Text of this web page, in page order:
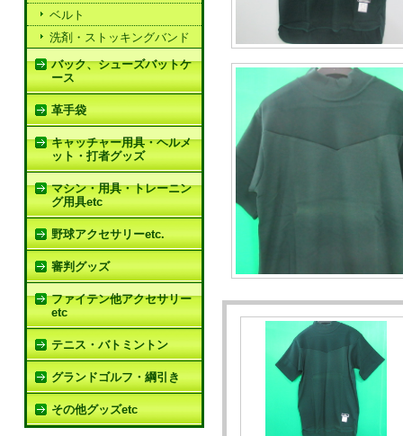
ベルト
洗剤・ストッキングバンド
バック、シューズバットケ
ース
革手袋
キャッチャー用具・ヘルメ
ット・打者グッズ
マシン・用具・トレーニン
グ用具etc
野球アクセサリーetc.
審判グッズ
ファイテン他アクセサリー
etc
テニス・バトミントン
グランドゴルフ・綱引き
その他グッズetc